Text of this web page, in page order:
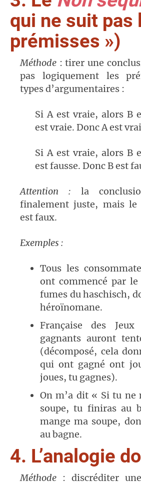
qui ne suit pas
prémisses »)
Méthode : tirer une
pas logiquement les
types d’argumentaires :
Si A est vraie, alors B
est vraie. Donc A est
Si A est vraie, alors B
est fausse. Donc B est
Attention : la
finalement juste, mais le
est faux.
Exemples :
Tous les
ont commencé par le
fumes du haschisch,
héroïnomane.
Française des
gagnants auront
(décomposé, cela
qui ont gagné ont
joues, tu gagnes).
On m’a dit « Si tu ne
soupe, tu finiras au
mange ma soupe,
au bagne.
4. L’analogie
Méthode : discréditer